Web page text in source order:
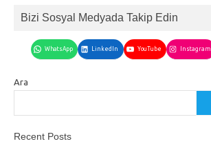
Bizi Sosyal Medyada Takip Edin
WhatsApp LinkedIn YouTube Instagram
Ara
Recent Posts